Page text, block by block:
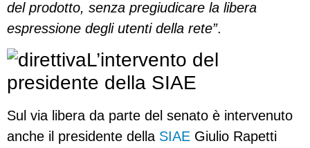
del prodotto, senza pregiudicare la libera
espressione degli utenti della rete”.
L’intervento del
presidente della SIAE
Sul via libera da parte del senato è intervenuto
anche il presidente della SIAE Giulio Rapetti